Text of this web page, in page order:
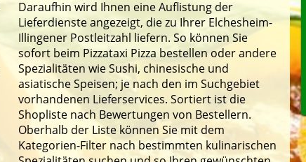
Daraufhin wird Ihnen eine Auflistung der
Lieferdienste angezeigt, die zu Ihrer Elchesheim-
Illingener Postleitzahl liefern. So können Sie
sofort beim Pizzataxi Pizza bestellen oder andere
Spezialitäten wie Sushi, chinesische und
asiatische Speisen; je nach den im Suchgebiet
vorhandenen Lieferservices. Sortiert ist die
Shopliste nach Bewertungen von Bestellern.
Oberhalb der Liste können Sie mit dem
Kategorien-Filter nach bestimmten kulinarischen